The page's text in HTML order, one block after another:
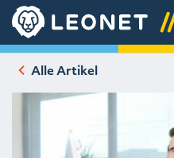
Alle Artikel